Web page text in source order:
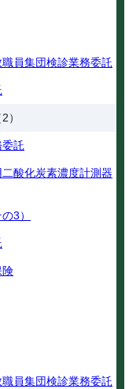
員集団検診業務委託
）
委託
酸化炭素濃度計測器
3）
員集団検診業務委託